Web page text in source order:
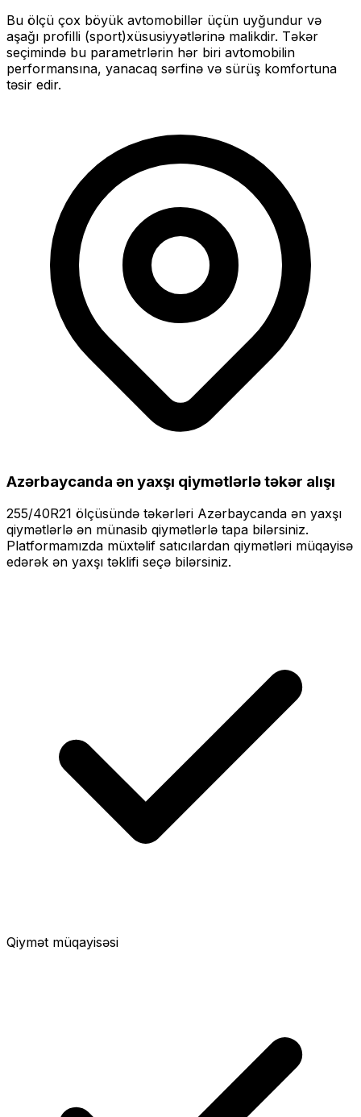
Bu ölçü çox böyük avtomobillər üçün uyğundur və
aşağı profilli (sport)xüsusiyyətlərinə malikdir. Təkər
seçimində bu parametrlərin hər biri avtomobilin
performansına, yanacaq sərfinə və sürüş komfortuna
təsir edir.
Azərbaycanda ən yaxşı qiymətlərlətəkər alışı
255/40R21 ölçüsündə təkərləri Azərbaycanda ən yaxşı
qiymətlərlə ən münasib qiymətlərlə tapa bilərsiniz.
Platformamızda müxtəlif satıcılardan qiymətləri müqayisə
edərək ən yaxşı təklifi seçə bilərsiniz.
Qiymət müqayisəsi